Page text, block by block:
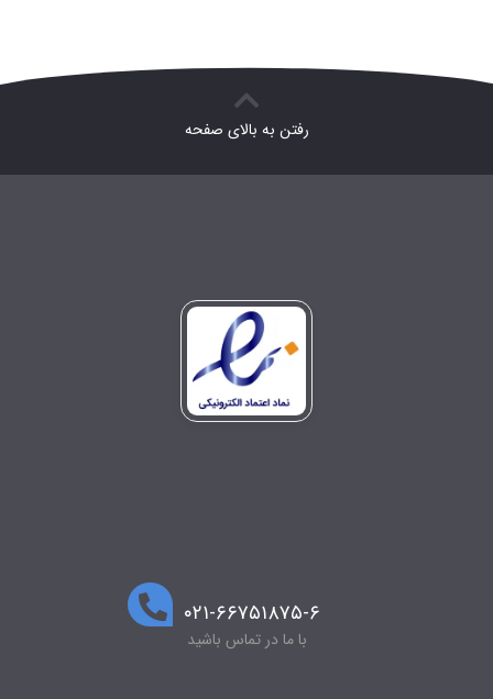
رفتن به بالای صفحه
۰۲۱-۶۶۷۵۱۸۷۵-۶
با ما در تماس باشید